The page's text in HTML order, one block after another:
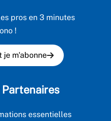
pros en 3 minutes
!
je m'abonne
essentielles